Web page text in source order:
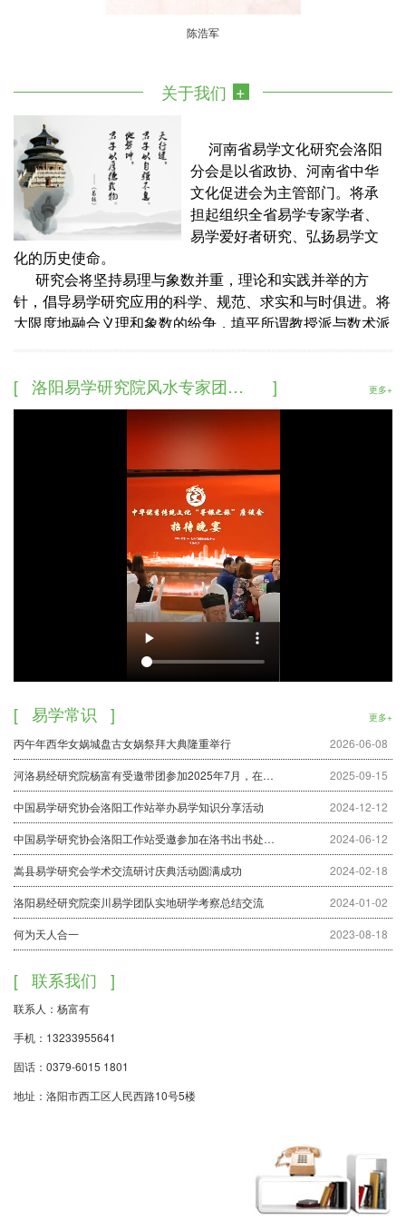
陈浩军
关于我们
河南省易学文化研究会洛阳
分会是以省政协、河南省中华
文化促进会为主管部门。将承
担起组织全省易学专家学者、
易学爱好者研究、弘扬易学文
化的历史使命。
研究会将坚持易理与象数并重，理论和实践并举的方
针，倡导易学研究应用的科学、规范、求实和与时俱进。将
大限度地融合义理和象数的纷争，填平所谓教授派与数术派
研究会将打破狭隘的组织观念，倡导学无国界、天下易
学是一家、“天火同人”的境界。研究会将为洛阳市德易双修
的易学人才提供广阔的施展空间，共同奏响易学服务社会的
研究会将组织会员开展各种形式的研究、挖掘、互动、
交流活动，将举办各门类的研讨班、 培训班，将召开研讨
会、论坛会，把我省的易学活动开展得丰富多彩。研究会将
搭建起各行各业通往易学智慧殿堂的桥梁，将为各界人士搭
建起与易学交流互动的平台。河南省易学文化研究会洛阳分
会将成为易学同仁温暖的家！
洛阳分会团体理念
文化理念：易学文化重在全民健康。
价值理念：为全民创造健康，为社会创造财富。
经营理念： 人才为本，诚信为德，
服务客户；依法经营。
团队理念： 步调一致，团结友善。
团结紧密、虚心务实。
人才理念： 尊重人才，广纳贤才，
爱心留人，感情留人。
伦理理念： 相聚团队，文明礼让，
谦恭和善，爱心常在。
守法理念： 遵规守法，造福人类社会。
更多+
洛阳易学研究院风水专家团安阳实地考察风水 1
更多+
易学常识
2026-06-08
丙午年西华女娲城盘古女娲祭拜大典隆重举行
2025-09-15
河洛易经研究院杨富有受邀带团参加2025年7月，在北京举办的中华传统文化寻根之旅座谈会，本次活动圆满成功！
2024-12-12
中国易学研究协会洛阳工作站举办易学知识分享活动
2024-06-12
中国易学研究协会洛阳工作站受邀参加在洛书出书处劲德堪扬立牌议式
2024-02-18
嵩县易学研究会学术交流研讨庆典活动圆满成功
2024-01-02
洛阳易经研究院栾川易学团队实地研学考察总结交流
2023-08-18
何为天人合一
联系我们
联系人：杨富有
手机：13233955641
固话：0379-6015 1801
地址：洛阳市西工区人民西路10号5楼